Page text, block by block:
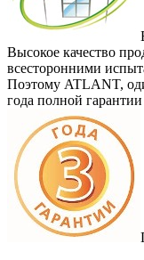
Высокое качество
всесторонними
Поэтому ATLANT,
года полной гарантии